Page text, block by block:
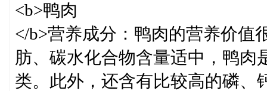
<b>鸭肉
</b>营养成分：鸭肉的营养价值
肪、碳水化合物含量适中，鸭肉
类。此外，还含有比较高的磷、